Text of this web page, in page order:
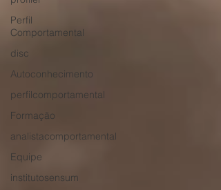
Perfil
Comportamental
disc
Autoconhecimento
perfilcomportamental
Formação
analistacomportamental
Equipe
institutosensum